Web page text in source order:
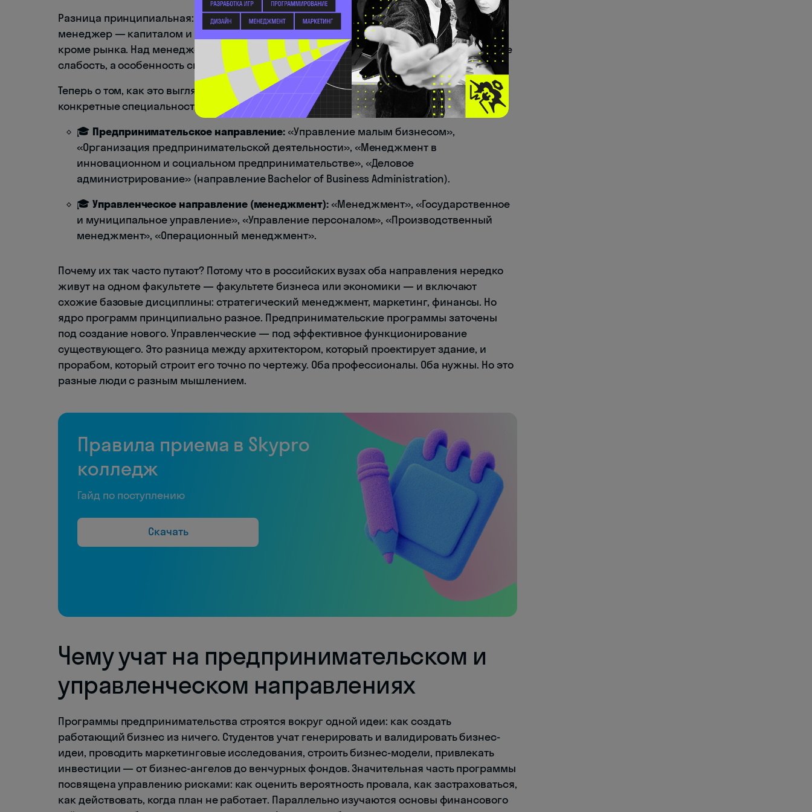
Разница принципиальная: предприниматель рискует своим капиталом и репутацией,
менеджер — капиталом и репутацией компании. Над предпринимателем нет никого,
кроме рынка. Над менеджером всегда есть кто-то, кому нужно отчитываться, — и это не
слабость, а особенность системы, как отмечают экспертыiampm.club.
Теперь о том, как это выглядит в вузовских программах. Каждому пути соответствуют
конкретные специальности:
🎓 Предпринимательское направление: «Управление малым бизнесом»,
«Организация предпринимательской деятельности», «Менеджмент в
инновационном и социальном предпринимательстве», «Деловое
администрирование» (направление Bachelor of Business Administration).
🎓 Управленческое направление (менеджмент):«Менеджмент», «Государственное
и муниципальное управление», «Управление персоналом», «Производственный
менеджмент», «Операционный менеджмент».
Почему их так часто путают? Потому что в российских вузах оба направления нередко
живут на одном факультете — факультете бизнеса или экономики — и включают
схожие базовые дисциплины: стратегический менеджмент, маркетинг, финансы. Но
ядро программ принципиально разное. Предпринимательские программы заточены
под создание нового. Управленческие — под эффективное функционирование
существующего. Это разница между архитектором, который проектирует здание, и
прорабом, который строит его точно по чертежу. Оба профессионалы. Оба нужны. Но это
разные люди с разным мышлением.
Правила приема в Skypro
колледж
Гайд по поступлению
Скачать
Чему учат на предпринимательском и
управленческом направлениях
Программы предпринимательства строятся вокруг одной идеи: как создать
работающий бизнес из ничего. Студентов учат генерировать и валидировать бизнес-
идеи, проводить маркетинговые исследования, строить бизнес-модели, привлекать
инвестиции — от бизнес-ангелов до венчурных фондов. Значительная часть программы
посвящена управлению рисками: как оценить вероятность провала, как застраховаться,
как действовать, когда план не работает. Параллельно изучаются основы финансового